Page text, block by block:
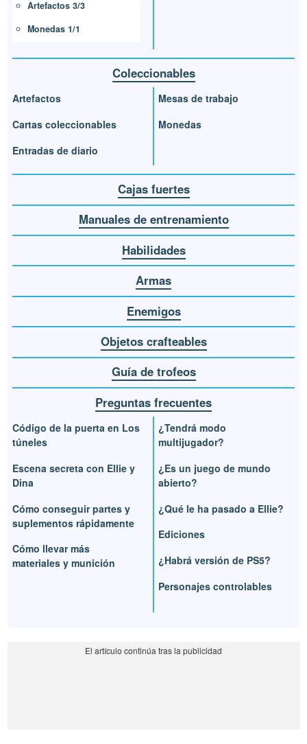
Artefactos 3/3
Monedas 1/1
Coleccionables
Artefactos
Cartas coleccionables
Entradas de diario
Mesas de trabajo
Monedas
Cajas fuertes
Manuales de entrenamiento
Habilidades
Armas
Enemigos
Objetos crafteables
Guía de trofeos
Preguntas frecuentes
Código de la puerta en Los
túneles
Escena secreta con Ellie y
Dina
Cómo conseguir partes y
suplementos rápidamente
Cómo llevar más
materiales y munición
¿Tendrá modo
multijugador?
¿Es un juego de mundo
abierto?
¿Qué le ha pasado a Ellie?
Ediciones
¿Habrá versión de PS5?
Personajes controlables